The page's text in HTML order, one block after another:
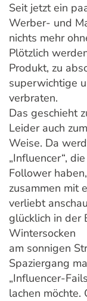
Seit jetzt ein
Werber- und
nichts mehr
Plötzlich
Produkt, zu
superwichtige
verbraten.
Das geschieht
Leider auch
Weise. Da
„Influencer“,
Follower
zusammen mit
verliebt
glücklich in der
Wintersocken
am sonnigen
Spaziergang
„Influencer-
lachen